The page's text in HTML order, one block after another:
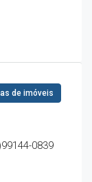
de imóveis
0839